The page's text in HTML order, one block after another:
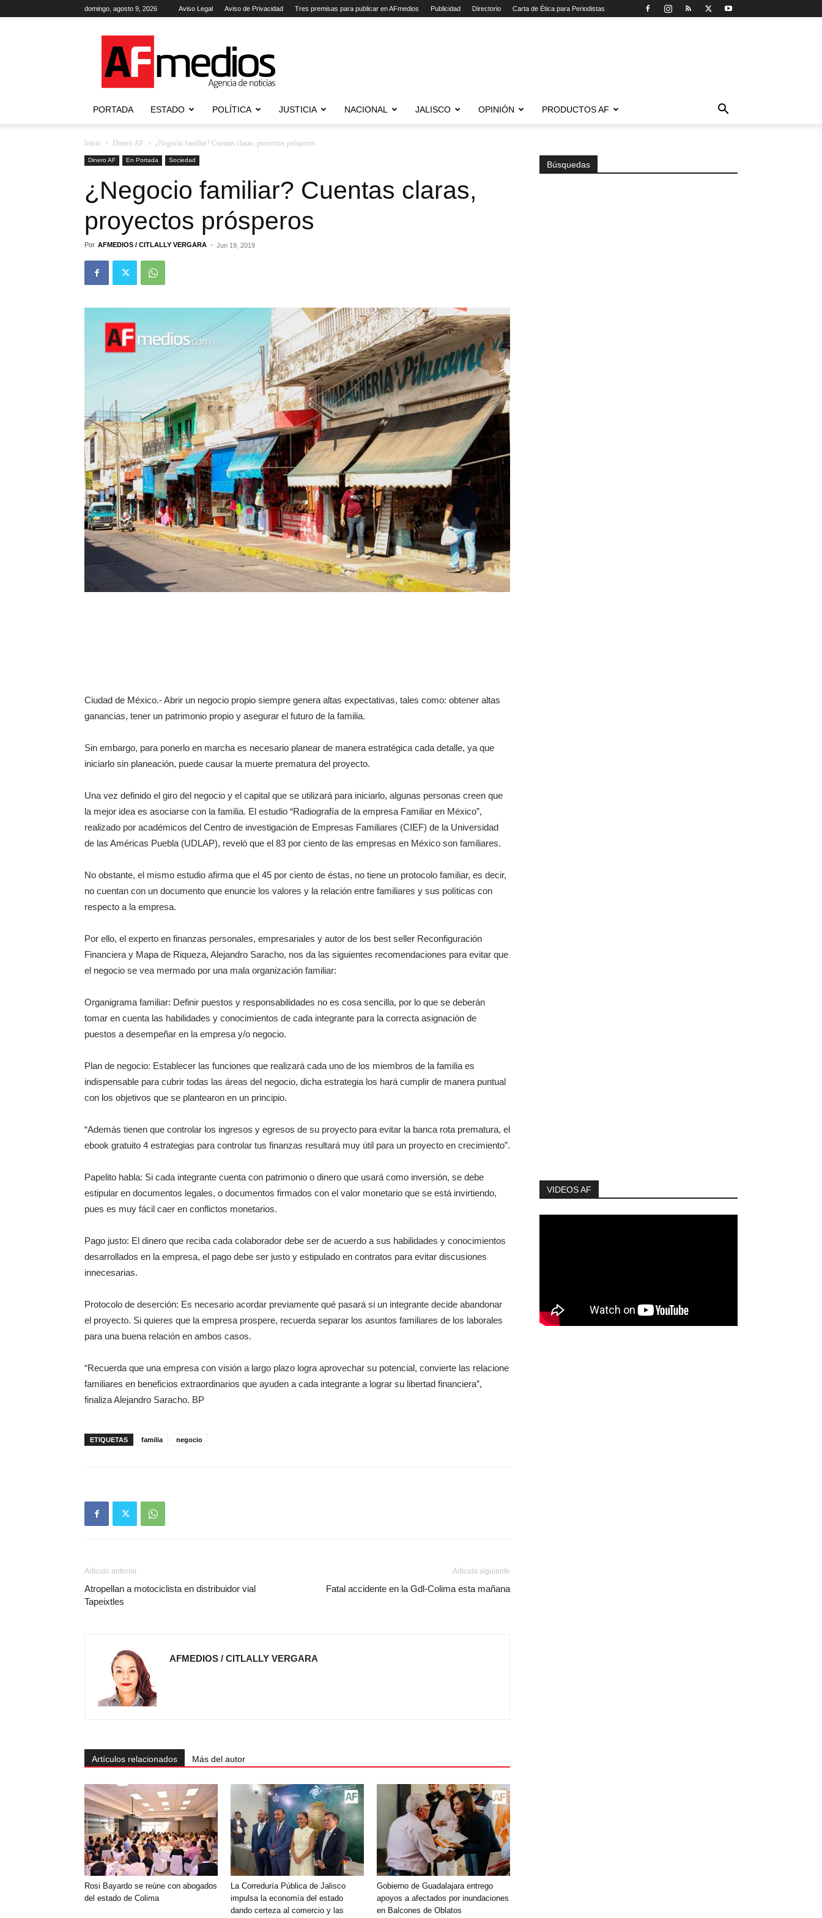
domingo, agosto 9, 2026 Aviso Legal Aviso de Privacidad Tres premisas para publicar en AFmedios Publicidad Directorio Carta de Ética para Periodistas
Agencia
de
Noticias
PORTADA ESTADO POLÍTICA JUSTICIA NACIONAL JALISCO OPINIÓN PRODUCTOS AF
Inicio Dinero AF ¿Negocio familiar? Cuentas claras, proyectos prósperos
Dinero AF En Portada Sociedad
¿Negocio familiar? Cuentas claras,
proyectos prósperos
Por AFMEDIOS / CITLALLY VERGARA - Jun 19, 2019
Ciudad de México.- Abrir un negocio propio siempre genera altas expectativas, tales como: obtener altas
ganancias, tener un patrimonio propio y asegurar el futuro de la familia.
Sin embargo, para ponerlo en marcha es necesario planear de manera estratégica cada detalle, ya que
iniciarlo sin planeación, puede causar la muerte prematura del proyecto.
Una vez definido el giro del negocio y el capital que se utilizará para iniciarlo, algunas personas creen que
la mejor idea es asociarse con la familia. El estudio “Radiografía de la empresa Familiar en México”,
realizado por académicos del Centro de investigación de Empresas Familiares (CIEF) de la Universidad
de las Américas Puebla (UDLAP), reveló que el 83 por ciento de las empresas en México son familiares.
No obstante, el mismo estudio afirma que el 45 por ciento de éstas, no tiene un protocolo familiar, es decir,
no cuentan con un documento que enuncie los valores y la relación entre familiares y sus políticas con
respecto a la empresa.
Por ello, el experto en finanzas personales, empresariales y autor de los best seller Reconfiguración
Financiera y Mapa de Riqueza, Alejandro Saracho, nos da las siguientes recomendaciones para evitar que
el negocio se vea mermado por una mala organización familiar:
Organigrama familiar: Definir puestos y responsabilidades no es cosa sencilla, por lo que se deberán
tomar en cuenta las habilidades y conocimientos de cada integrante para la correcta asignación de
puestos a desempeñar en la empresa y/o negocio.
Plan de negocio: Establecer las funciones que realizará cada uno de los miembros de la familia es
indispensable para cubrir todas las áreas del negocio, dicha estrategia los hará cumplir de manera puntual
con los objetivos que se plantearon en un principio.
“Además tienen que controlar los ingresos y egresos de su proyecto para evitar la banca rota prematura, el
ebook gratuito 4 estrategias para controlar tus finanzas resultará muy útil para un proyecto en crecimiento”.
Papelito habla: Si cada integrante cuenta con patrimonio o dinero que usará como inversión, se debe
estipular en documentos legales, o documentos firmados con el valor monetario que se está invirtiendo,
pues es muy fácil caer en conflictos monetarios.
Pago justo: El dinero que reciba cada colaborador debe ser de acuerdo a sus habilidades y conocimientos
desarrollados en la empresa, el pago debe ser justo y estipulado en contratos para evitar discusiones
innecesarias.
Protocolo de deserción: Es necesario acordar previamente qué pasará si un integrante decide abandonar
el proyecto. Si quieres que la empresa prospere, recuerda separar los asuntos familiares de los laborales
para una buena relación en ambos casos.
“Recuerda que una empresa con visión a largo plazo logra aprovechar su potencial, convierte las relacione
familiares en beneficios extraordinarios que ayuden a cada integrante a lograr su libertad financiera”,
finaliza Alejandro Saracho. BP
ETIQUETAS familia negocio
Artículo anterior
Atropellan a motociclista en distribuidor vial
Tapeixtles
Artículo siguiente
Fatal accidente en la Gdl-Colima esta mañana
AFMEDIOS / CITLALLY VERGARA
Artículos relacionados Más del autor
Rosi Bayardo se reúne con abogados
del estado de Colima
La Correduría Pública de Jalisco
impulsa la economía del estado
dando certeza al comercio y las
Gobierno de Guadalajara entrego
apoyos a afectados por inundaciones
en Balcones de Oblatos
Búsquedas
VIDEOS AF